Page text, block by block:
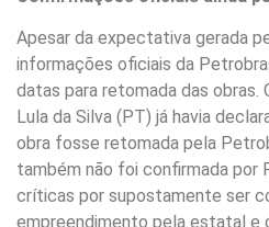
Apesar da expectativa gerada
informações oficiais da
datas para retomada das obras.
Lula da Silva (PT) já havia
obra fosse retomada pela
também não foi confirmada por
críticas por supostamente ser
empreendimento pela estatal e